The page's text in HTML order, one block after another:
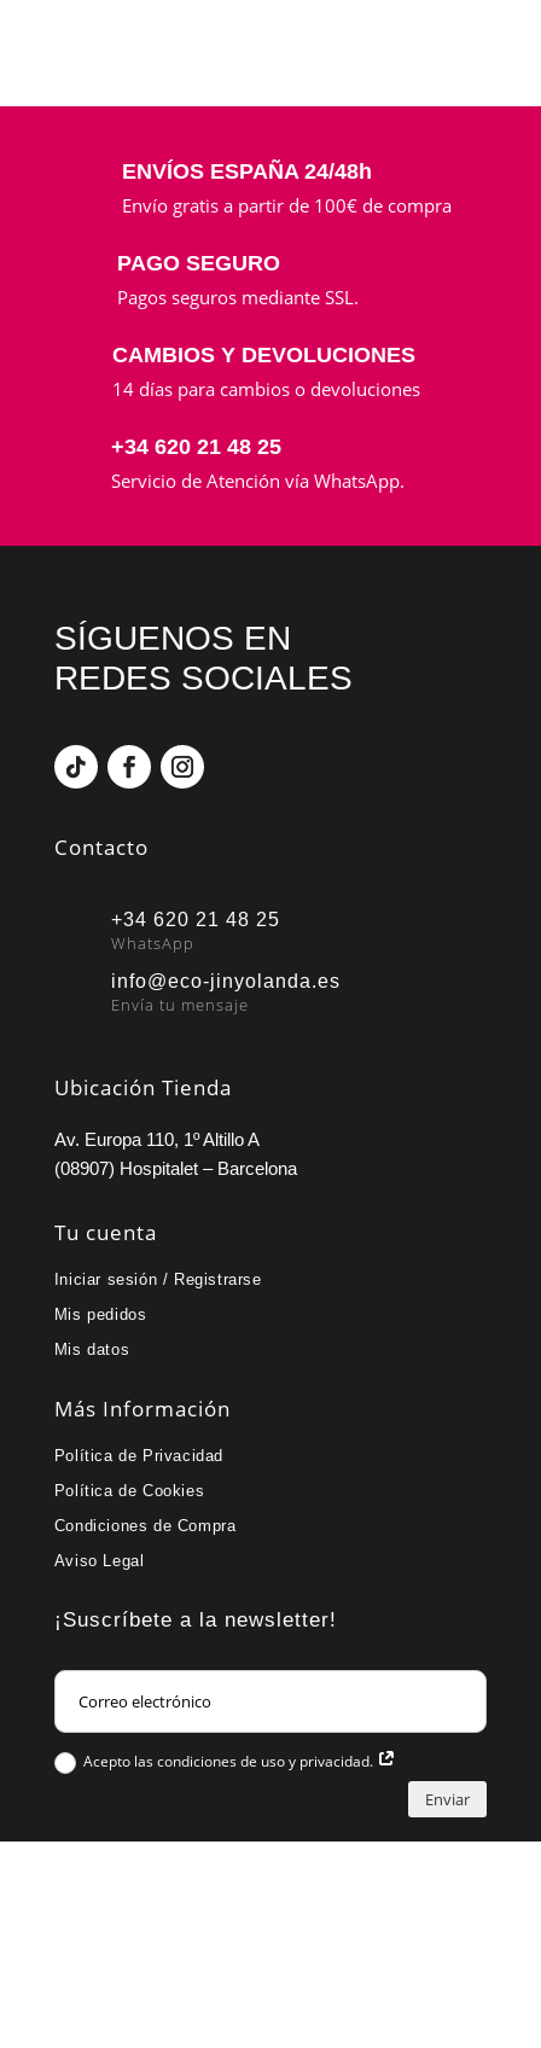
ENVÍOS ESPAÑA 24/48h
Envío gratis a partir de 100€ de compra
PAGO SEGURO
Pagos seguros mediante SSL.
CAMBIOS Y DEVOLUCIONES
14 días para cambios o devoluciones
+34 620 21 48 25
Servicio de Atención vía WhatsApp.
SÍGUENOS EN
REDES SOCIALES
Contacto
+34 620 21 48 25
WhatsApp
info@eco-jinyolanda.es
Envía tu mensaje
Ubicación Tienda
Av. Europa 110, 1º Altillo A
(08907) Hospitalet – Barcelona
Tu cuenta
Iniciar sesión / Registrarse
Mis pedidos
Mis datos
Más Información
Política de Privacidad
Política de Cookies
Condiciones de Compra
Aviso Legal
¡Suscríbete a la newsletter!
Acepto las condiciones de uso y privacidad.
Enviar